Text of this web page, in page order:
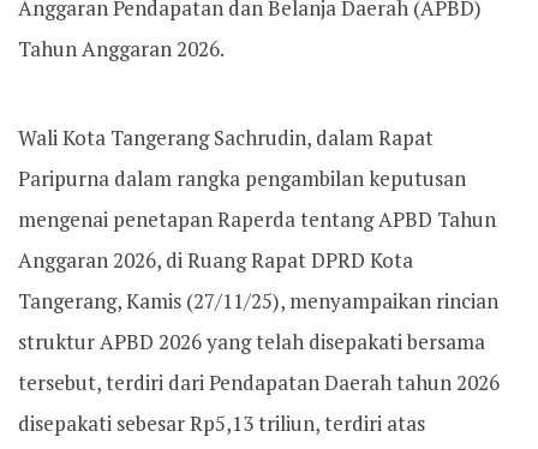
Anggaran Pendapatan dan Belanja Daerah (APBD)
Tahun Anggaran 2026.
Wali Kota Tangerang Sachrudin, dalam Rapat
Paripurna dalam rangka pengambilan keputusan
mengenai penetapan Raperda tentang APBD Tahun
Anggaran 2026, di Ruang Rapat DPRD Kota
Tangerang, Kamis (27/11/25), menyampaikan rincian
struktur APBD 2026 yang telah disepakati bersama
tersebut, terdiri dari Pendapatan Daerah tahun 2026
disepakati sebesar Rp5,13 triliun, terdiri atas